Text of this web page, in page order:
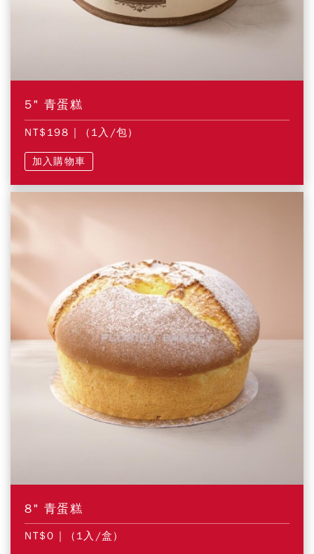
5" 青蛋糕
NT$198 | (1入/包)
加入購物車
8" 青蛋糕
NT$0 | (1入/盒)